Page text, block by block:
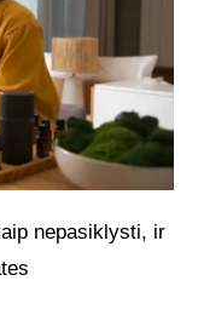
nepasiklysti, ir